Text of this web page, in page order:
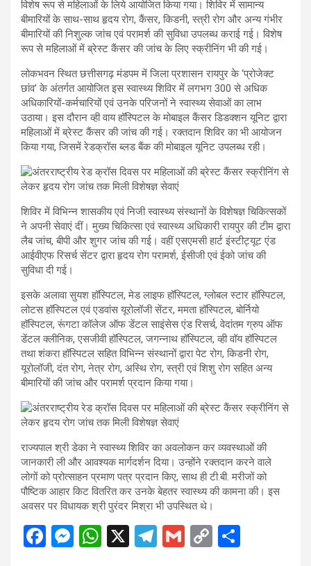
विशेष रूप से महिलाओं के लिये आयोजित किया गया। शिविर में सामान्य
बीमारियों के साथ-साथ हृदय रोग, कैंसर, किडनी, स्त्री रोग और अन्य गंभीर
बीमारियों की निशुल्क जांच एवं परामर्श की सुविधा उपलब्ध कराई गई। विशेष
रूप से महिलाओं में ब्रेस्ट कैंसर की जांच के लिए स्क्रीनिंग भी की गई।
लोकभवन स्थित छत्तीसगढ़ मंडपम में जिला प्रशासन रायपुर के ‘प्रोजेक्ट
छांव’ के अंतर्गत आयोजित इस स्वास्थ्य शिविर में लगभग 300 से अधिक
अधिकारियों-कर्मचारियों एवं उनके परिजनों ने स्वास्थ्य सेवाओं का लाभ
उठाया। इस दौरान व्ही वाय हॉस्पिटल के मोबाइल कैंसर डिडक्शन यूनिट द्वारा
महिलाओं में ब्रेस्ट कैंसर की जांच की गई। रक्तदान शिविर का भी आयोजन
किया गया, जिसमें रेडक्रॉस ब्लड बैंक की मोबाइल यूनिट उपलब्ध रही।
शिविर में विभिन्न शासकीय एवं निजी स्वास्थ्य संस्थानों के विशेषज्ञ चिकित्सकों
ने अपनी सेवाएं दीं। मुख्य चिकित्सा एवं स्वास्थ्य अधिकारी रायपुर की टीम द्वारा
लैब जांच, बीपी और शुगर जांच की गई। वहीं एसएमसी हार्ट इंस्टीट्यूट एंड
आईवीएफ रिसर्च सेंटर द्वारा हृदय रोग परामर्श, ईसीजी एवं ईको जांच की
सुविधा दी गई।
इसके अलावा सुयश हॉस्पिटल, मेड लाइफ हॉस्पिटल, ग्लोबल स्टार हॉस्पिटल,
लोटस हॉस्पिटल एवं एडवांस यूरोलॉजी सेंटर, ममता हॉस्पिटल, बोर्नियो
हॉस्पिटल, रूंगटा कॉलेज ऑफ डेंटल साइंसेस एंड रिसर्च, वेदांतम ग्रुप ऑफ
डेंटल क्लीनिक, एसजीवी हॉस्पिटल, जगन्नाथ हॉस्पिटल, व्ही वॉय हॉस्पिटल
तथा शंकरा हॉस्पिटल सहित विभिन्न संस्थानों द्वारा पेट रोग, किडनी रोग,
यूरोलॉजी, दंत रोग, नेत्र रोग, अस्थि रोग, स्त्री एवं शिशु रोग सहित अन्य
बीमारियों की जांच और परामर्श प्रदान किया गया।
राज्यपाल श्री डेका ने स्वास्थ्य शिविर का अवलोकन कर व्यवस्थाओं की
जानकारी ली और आवश्यक मार्गदर्शन दिया। उन्होंने रक्तदान करने वाले
लोगों को प्रोत्साहन प्रमाण पत्र प्रदान किए, साथ ही टी.बी. मरीजों को
पौष्टिक आहार किट वितरित कर उनके बेहतर स्वास्थ्य की कामना की। इस
अवसर पर विधायक श्री पुरंदर मिश्रा भी उपस्थित थे।
F
M W X
T
G
C